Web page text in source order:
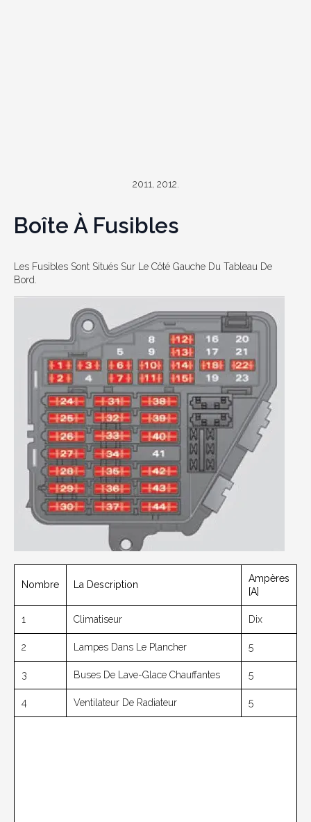
2011, 2012.
Boîte À Fusibles
Les Fusibles Sont Situés Sur Le Côté Gauche Du Tableau De
Bord.
Nombre La Description
Ampères
[A]
1 Climatiseur Dix
2 Lampes Dans Le Plancher 5
3 Buses De Lave-Glace Chauffantes 5
4 Ventilateur De Radiateur 5